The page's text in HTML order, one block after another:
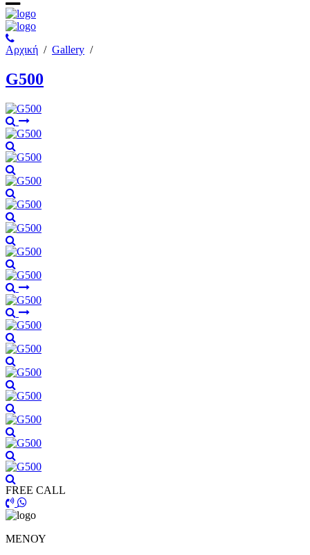
Αρχική / Gallery /
G500
FREE CALL
ΜΕΝΟΥ